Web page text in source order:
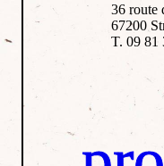
36 route
67200
T. 09 81